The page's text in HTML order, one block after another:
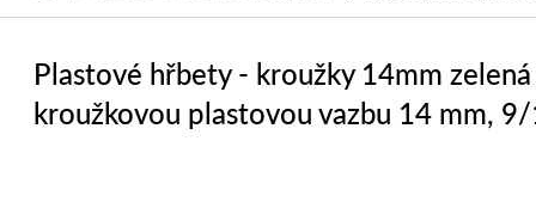
Plastové hřbety - kroužky 14mm
kroužkovou plastovou vazbu 14 mm,